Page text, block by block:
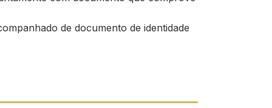
de documento de identidade